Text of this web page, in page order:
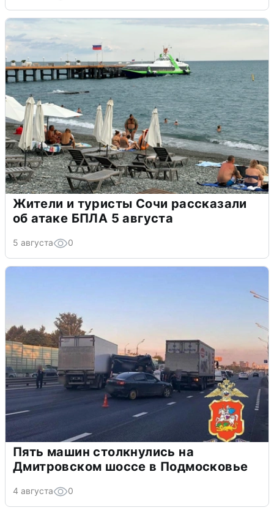
Жители и туристы Сочи рассказали
об атаке БПЛА 5 августа
5 августа 0
Пять машин столкнулись на
Дмитровском шоссе в Подмосковье
4 августа 0